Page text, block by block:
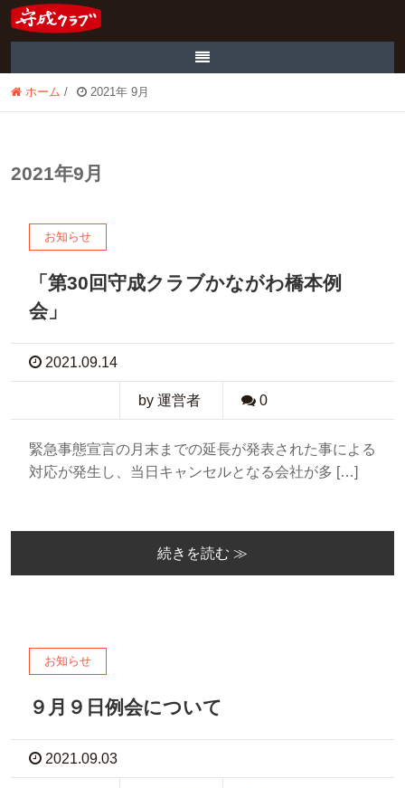
ホーム / 2021年 9月
2021年9月
お知らせ
「第30回守成クラブかながわ橋本例
会」
2021.09.14
by 運営者 0
緊急事態宣言の月末までの延長が発表された事による
対応が発生し、当日キャンセルとなる会社が多 […]
続きを読む ≫
お知らせ
９月９日例会について
2021.09.03